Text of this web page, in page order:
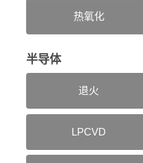
热氧化
半导体
退火
LPCVD